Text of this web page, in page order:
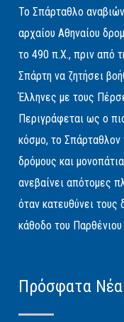
Το Σπάρταθλο
αρχαίου Αθηναίου
το 490 π.Χ., πριν από
Σπάρτη να ζητήσει
Έλληνες με τους
Περιγράφεται ως ο
κόσμο, το
δρόμους και
ανεβαίνει απότομες
όταν κατευθύνει
κάθοδο του
Πρόσφατα Νέα